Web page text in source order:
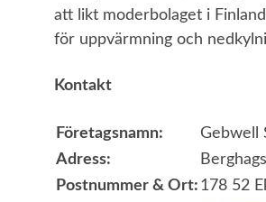
att likt moderbolaget i
för uppvärmning och
Kontakt
Företagsnamn:
Gebwell
Adress:
Postnummer & Ort: 178 52